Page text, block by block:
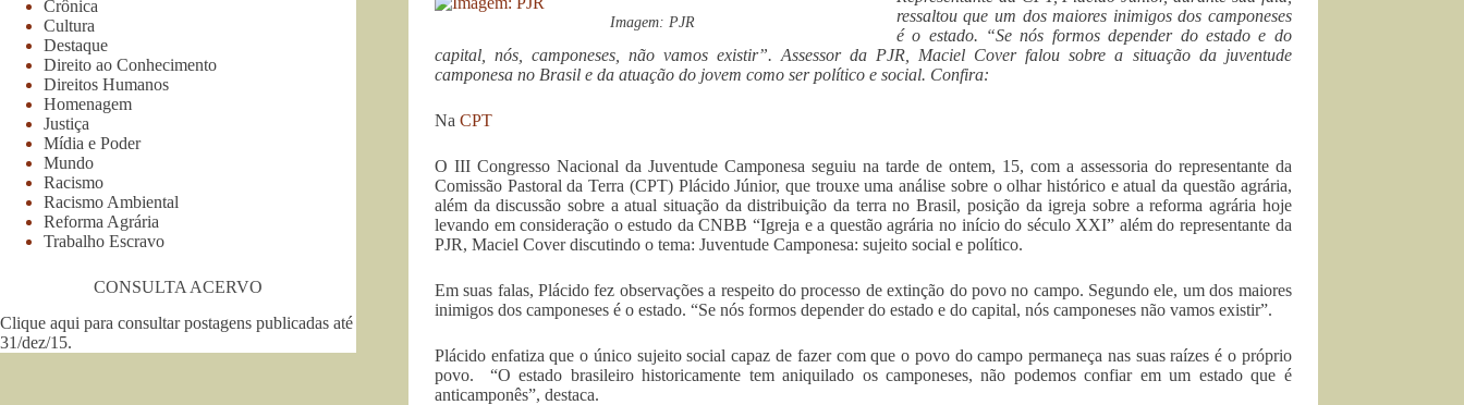
Imagem: PJR
ressaltou que um dos maiores inimigos dos camponeses
é o estado. “Se nós formos depender do estado e do
capital, nós, camponeses, não vamos existir”. Assessor da PJR, Maciel Cover falou sobre a situação da juventude
camponesa no Brasil e da atuação do jovem como ser político e social. Confira:
Na CPT
O III Congresso Nacional da Juventude Camponesa seguiu na tarde de ontem, 15, com a assessoria do representante da
Comissão Pastoral da Terra (CPT) Plácido Júnior, que trouxe uma análise sobre o olhar histórico e atual da questão agrária,
além da discussão sobre a atual situação da distribuição da terra no Brasil, posição da igreja sobre a reforma agrária hoje
levando em consideração o estudo da CNBB “Igreja e a questão agrária no início do século XXI” além do representante da
PJR, Maciel Cover discutindo o tema: Juventude Camponesa: sujeito social e político.
Em suas falas, Plácido fez observações a respeito do processo de extinção do povo no campo. Segundo ele, um dos maiores
inimigos dos camponeses é o estado. “Se nós formos depender do estado e do capital, nós camponeses não vamos existir”.
Plácido enfatiza que o único sujeito social capaz de fazer com que o povo do campo permaneça nas suas raízes é o próprio
povo. “O estado brasileiro historicamente tem aniquilado os camponeses, não podemos confiar em um estado que é
anticamponês”, destaca.
Crônica
Cultura
Destaque
Direito ao Conhecimento
Direitos Humanos
Homenagem
Justiça
Mídia e Poder
Mundo
Racismo
Racismo Ambiental
Reforma Agrária
Trabalho Escravo
CONSULTA ACERVO
Clique aqui para consultar postagens publicadas até
31/dez/15.